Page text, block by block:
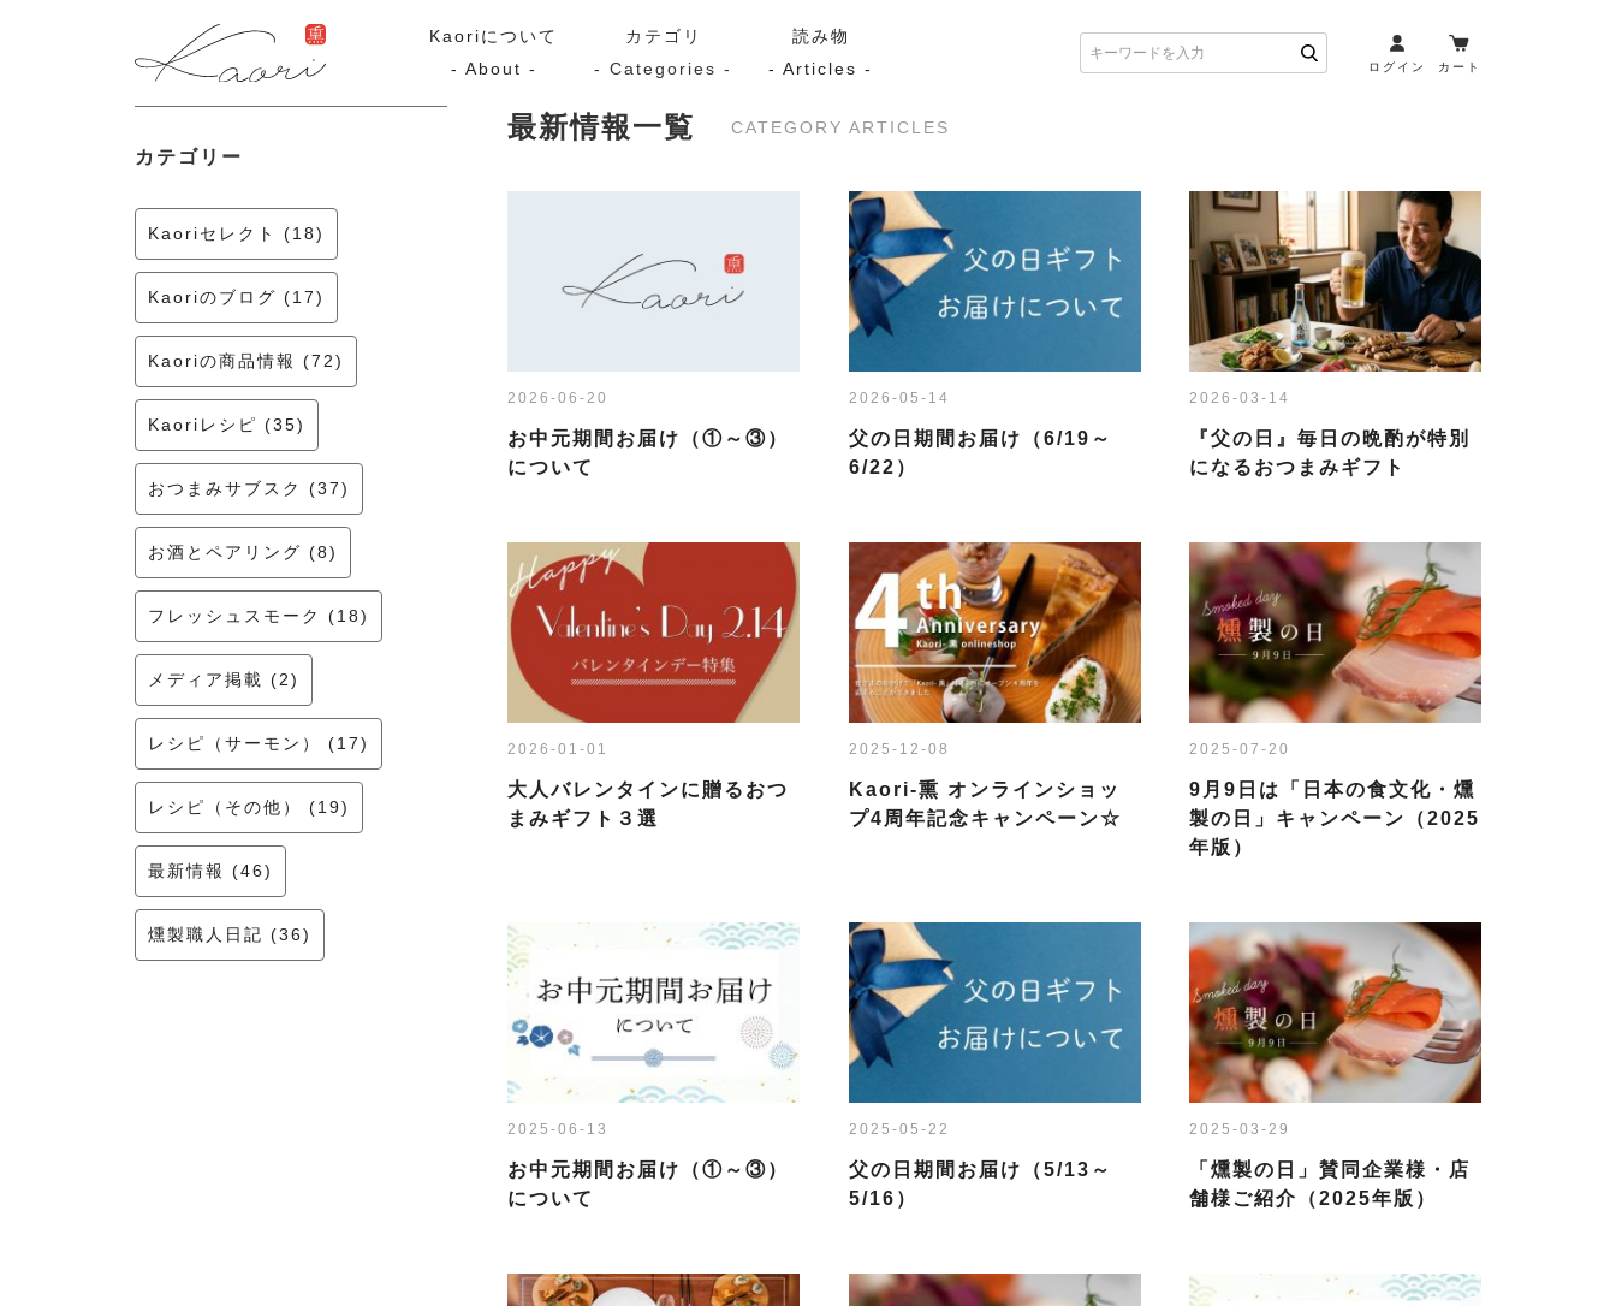
Kaoriについて
- About -
カテゴリ
- Categories -
ギフトセット
漢魂（かんたま）
Ocean Rich
ラッピング
プレミアム
漬け魚
Kaoriセレクト
日本酒・焼酎
ワイン・スパークリング
ウイスキー・ブランデー
その他（クラフトビール
etc）
特集・期間限定セール
読み物
- Articles -
ログイン カート
最新情報一覧 CATEGORY ARTICLES
2026-06-20
お中元期間お届け（①～③）
について
2026-05-14
父の日期間お届け（6/19～
6/22）
2026-03-14
『父の日』毎日の晩酌が特別
になるおつまみギフト
2026-01-01
大人バレンタインに贈るおつ
まみギフト３選
2025-12-08
Kaori-熏 オンラインショッ
プ4周年記念キャンペーン☆
2025-07-20
9月9日は「日本の食文化・燻
製の日」キャンペーン（2025
年版）
2025-06-13
お中元期間お届け（①～③）
について
2025-05-22
父の日期間お届け（5/13～
5/16）
2025-03-29
「燻製の日」賛同企業様・店
舗様ご紹介（2025年版）
カテゴリー
Kaoriセレクト (18)
Kaoriのブログ (17)
Kaoriの商品情報 (72)
Kaoriレシピ (35)
おつまみサブスク (37)
お酒とペアリング (8)
フレッシュスモーク (18)
メディア掲載 (2)
レシピ（サーモン） (17)
レシピ（その他） (19)
最新情報 (46)
燻製職人日記 (36)